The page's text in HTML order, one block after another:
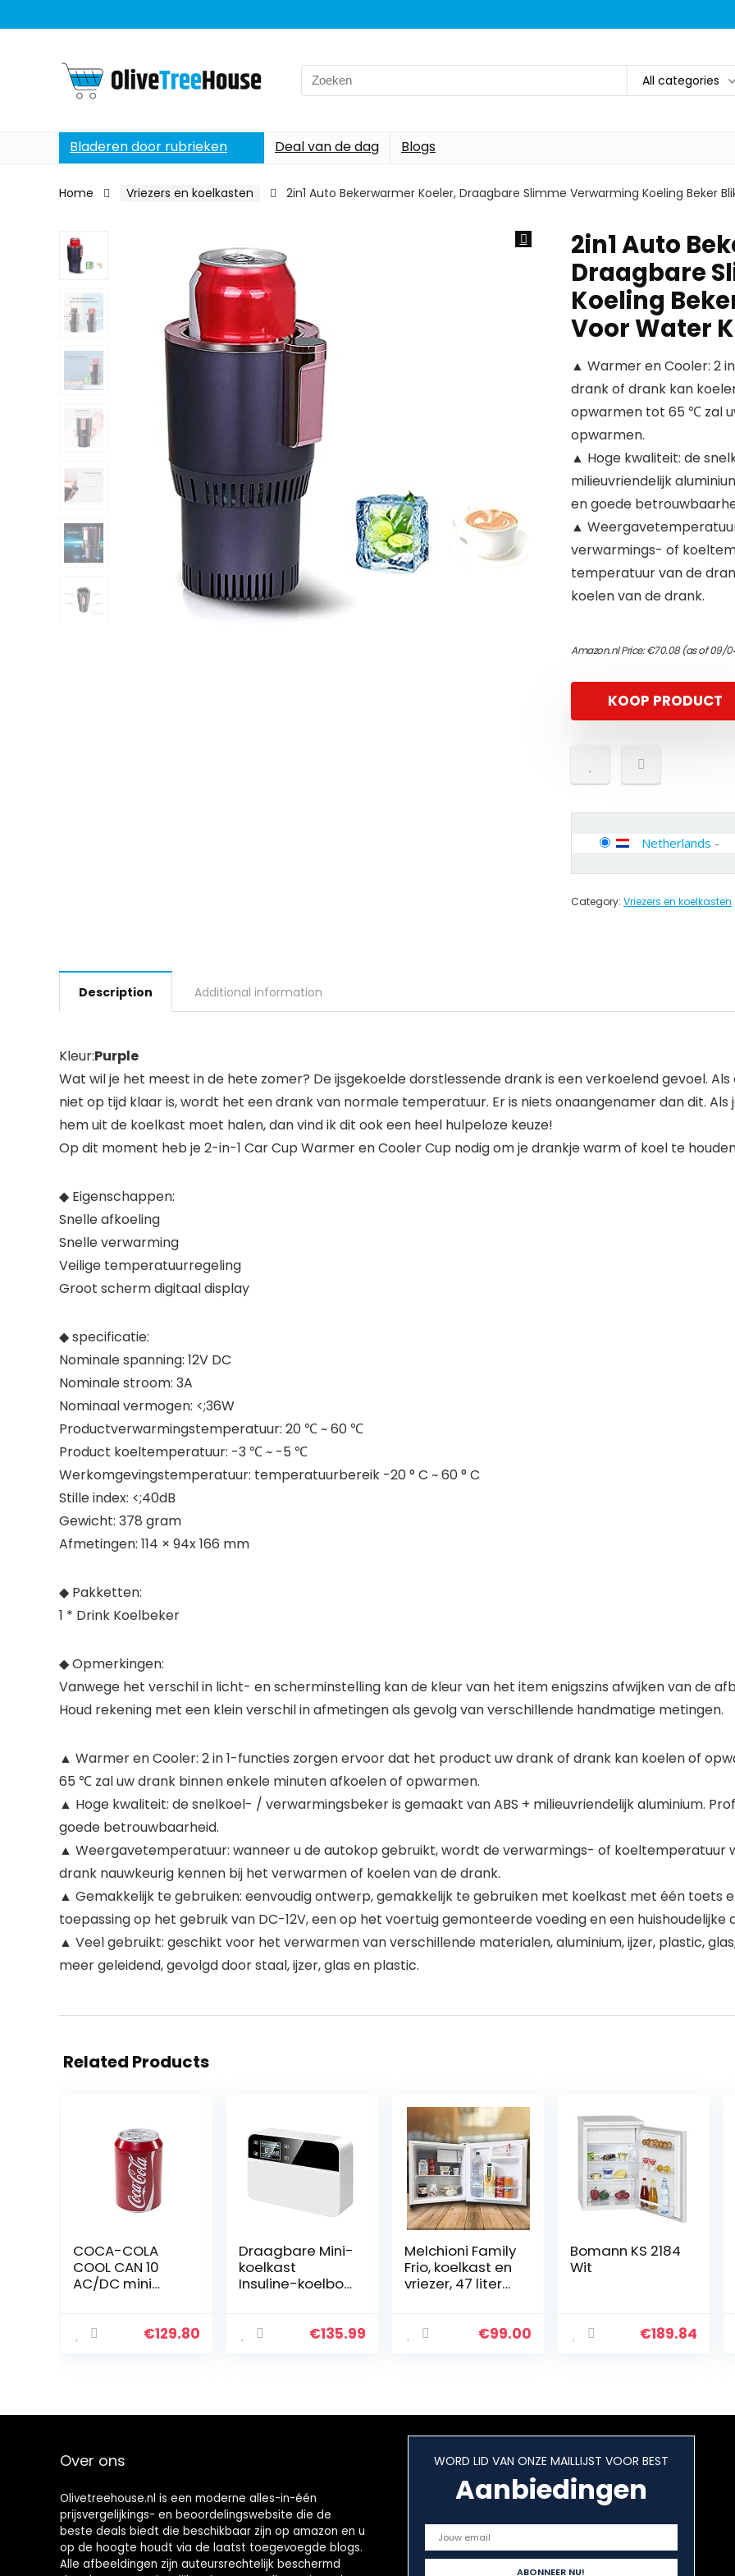
Search
for:
All categories
Bladeren door rubrieken Deal van de dag Blogs
Home Vriezers en koelkasten 2in1 Auto Bekerwarmer Koeler, Draagbare Slimme Verwarming Koeling Beker
2in1 Auto
Draagbare
Koeling
Voor Water
▲ Warmer en Cooler: 2
drank of drank kan
opwarmen tot 65 ℃ zal
opwarmen.
▲ Hoge kwaliteit: de
milieuvriendelijk
en goede
▲
verwarmings- of
temperatuur van de
koelen van de drank.
Amazon.nl Price:€70.08(as of 09/
KOOP PRODUCT
Netherlands -
Category: Vriezers en koelkasten
Description Additional information
Kleur:Purple
Wat wil je het meest in de hete zomer? De ijsgekoelde dorstlessende drank is een verkoelend gevoel.
niet op tijd klaar is, wordt het een drank van normale temperatuur. Er is niets onaangenamer dan dit.
hem uit de koelkast moet halen, dan vind ik dit ook een heel hulpeloze keuze!
Op dit moment heb je 2-in-1 Car Cup Warmer en Cooler Cup nodig om je drankje warm of koel te
◆ Eigenschappen:
Snelle afkoeling
Snelle verwarming
Veilige temperatuurregeling
Groot scherm digitaal display
◆ specificatie:
Nominale spanning: 12V DC
Nominale stroom: 3A
Nominaal vermogen: <;36W
Productverwarmingstemperatuur: 20 ℃ ~ 60 ℃
Product koeltemperatuur: -3 ℃ ~ -5 ℃
Werkomgevingstemperatuur: temperatuurbereik -20 ° C ~ 60 ° C
Stille index: <;40dB
Gewicht: 378 gram
Afmetingen: 114 × 94x 166 mm
◆ Pakketten:
1 * Drink Koelbeker
◆ Opmerkingen:
Vanwege het verschil in licht- en scherminstelling kan de kleur van het item enigszins afwijken van de
Houd rekening met een klein verschil in afmetingen als gevolg van verschillende handmatige metingen.
▲ Warmer en Cooler: 2 in 1-functies zorgen ervoor dat het product uw drank of drank kan koelen of
65 ℃ zal uw drank binnen enkele minuten afkoelen of opwarmen.
▲ Hoge kwaliteit: de snelkoel- / verwarmingsbeker is gemaakt van ABS + milieuvriendelijk aluminium.
goede betrouwbaarheid.
▲ Weergavetemperatuur: wanneer u de autokop gebruikt, wordt de verwarmings- of koeltemperatuur
drank nauwkeurig kennen bij het verwarmen of koelen van de drank.
▲ Gemakkelijk te gebruiken: eenvoudig ontwerp, gemakkelijk te gebruiken met koelkast met één toets
toepassing op het gebruik van DC-12V, een op het voertuig gemonteerde voeding en een huishoudelijke
▲ Veel gebruikt: geschikt voor het verwarmen van verschillende materialen, aluminium, ijzer, plastic,
meer geleidend, gevolgd door staal, ijzer, glas en plastic.
Related Products
COCA-COLA
COOL CAN 10
AC/DC mini
design, 12 V/230
€129.80
Draagbare Mini-
koelkast
Insuline-koelbox,
e Koelkast Drug
Oplaadmodi
€135.99
Melchioni Family
Frio, koelkast en
vriezer, 47 liter
(A),
€99.00
Bomann KS 2184
Wit
€189.84
Over ons
Olivetreehouse.nl is een moderne alles-in-één
prijsvergelijkings- en beoordelingswebsite die de
beste deals biedt die beschikbaar zijn op amazon en u
op de hoogte houdt via de laatst toegevoegde blogs.
Alle afbeeldingen zijn auteursrechtelijk beschermd
WORD LID VAN ONZE MAILLIJST VOOR BEST
Aanbiedingen